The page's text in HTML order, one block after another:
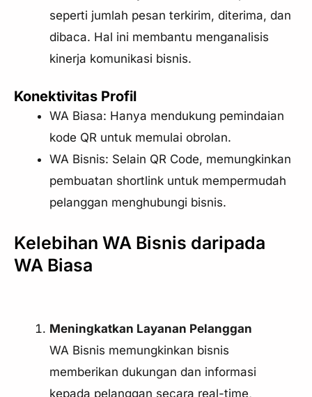
seperti jumlah pesan terkirim, diterima, dan
dibaca. Hal ini membantu menganalisis
kinerja komunikasi bisnis.
Konektivitas Profil
WA Biasa: Hanya mendukung pemindaian
kode QR untuk memulai obrolan.
WA Bisnis: Selain QR Code, memungkinkan
pembuatan shortlink untuk mempermudah
pelanggan menghubungi bisnis.
Kelebihan WA Bisnis daripada
WA Biasa
Meningkatkan Layanan Pelanggan
WA Bisnis memungkinkan bisnis
memberikan dukungan dan informasi
kepada pelanggan secara real-time,